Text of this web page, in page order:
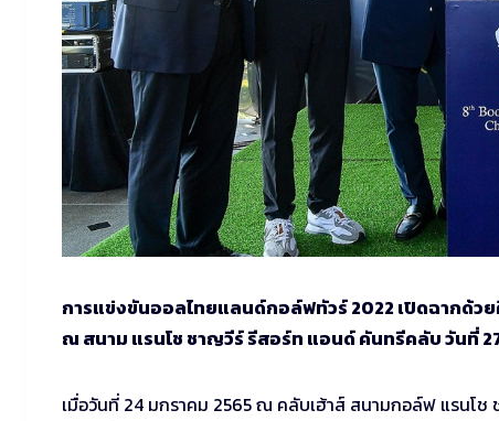
การแข่งขันออลไทยแลนด์กอล์ฟทัวร์ 2022 เปิดฉากด้ว
ณ สนาม แรนโช ชาญวีร์ รีสอร์ท แอนด์ คันทรีคลับ วันที่
เมื่อวันที่ 24 มกราคม 2565 ณ คลับเฮ้าส์ สนามกอล์ฟ แรน